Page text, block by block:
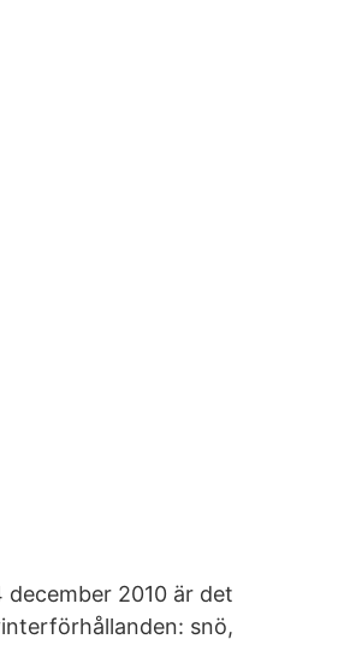
2010 är det
snö,